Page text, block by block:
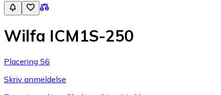
Wilfa ICM1S-250
Placering 56
Skriv anmeldelse